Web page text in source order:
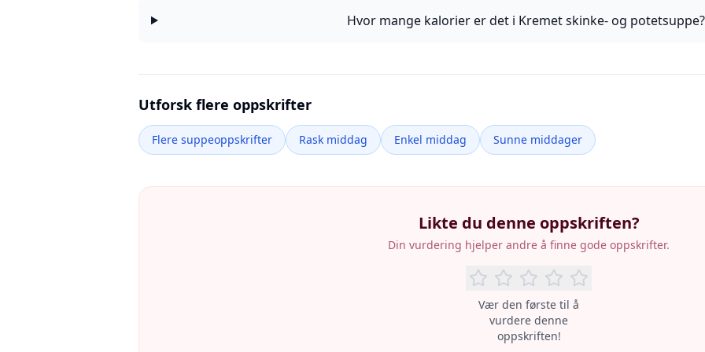
Hvor mange kalorier er det i Kremet skinke- og potetsuppe?
Utforsk flere oppskrifter
Flere suppeoppskrifter Rask middag Enkel middag Sunne middager
Likte du denne oppskriften?
Din vurdering hjelper andre å finne gode oppskrifter.
Vær den første til å
vurdere denne
oppskriften!